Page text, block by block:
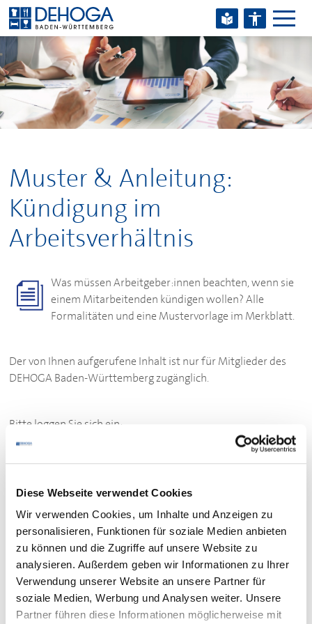
Diese Webseite verwendet Cookies
Wir verwenden Cookies, um Inhalte und Anzeigen zu
personalisieren, Funktionen für soziale Medien anbieten
zu können und die Zugriffe auf unsere Website zu
analysieren. Außerdem geben wir Informationen zu Ihrer
Verwendung unserer Website an unsere Partner für
soziale Medien, Werbung und Analysen weiter. Unsere
Partner führen diese Informationen möglicherweise mit
Zum Hauptinhalt springen
Zum Footerinhalt springen
Muster & Anleitung:
Kündigung im
Arbeitsverhältnis
Was müssen Arbeitgeber:innen beachten, wenn sie
einem Mitarbeitenden kündigen wollen? Alle
Formalitäten und eine Mustervorlage im Merkblatt.
Der von Ihnen aufgerufene Inhalt ist nur für Mitglieder des
DEHOGABaden-Württemberg zugänglich.
Bitte loggen Sie sich ein:
Württemberg?
Werden Sie hier Mitglied.
Ihr Kontakt